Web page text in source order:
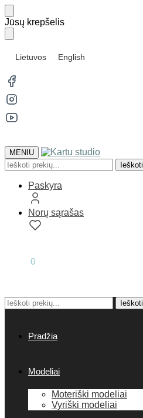
Skip
to
navigation
Skip
to
content
Jūsų krepšelis
Lietuvos English
MENIU
Ieškoti: Ieškoti
Paskyra
Norų sąrašas
0
Ieškoti: Ieškoti
Pradžia
Modeliai
Moteriški modeliai
Vyriški modeliai